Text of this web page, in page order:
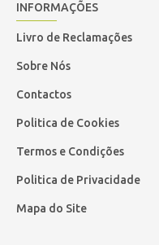
INFORMAÇÕES
Livro de Reclamações
Sobre Nós
Contactos
Politica de Cookies
Termos e Condições
Politica de Privacidade
Mapa do Site